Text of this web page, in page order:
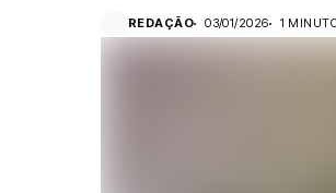
REDAÇÃO 03/01/2026 1